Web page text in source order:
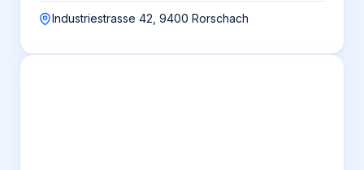
Industriestrasse 42, 9400 Rorschach